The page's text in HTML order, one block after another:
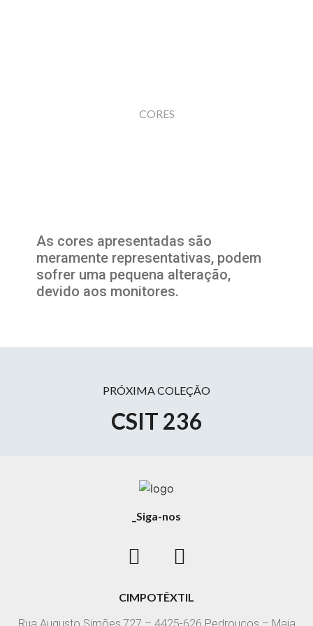
CORES
As cores apresentadas são
meramente representativas, podem
sofrer uma pequena alteração,
devido aos monitores.
PRÓXIMA COLEÇÃO
CSIT 236
_Siga-nos
CIMPOTÊXTIL